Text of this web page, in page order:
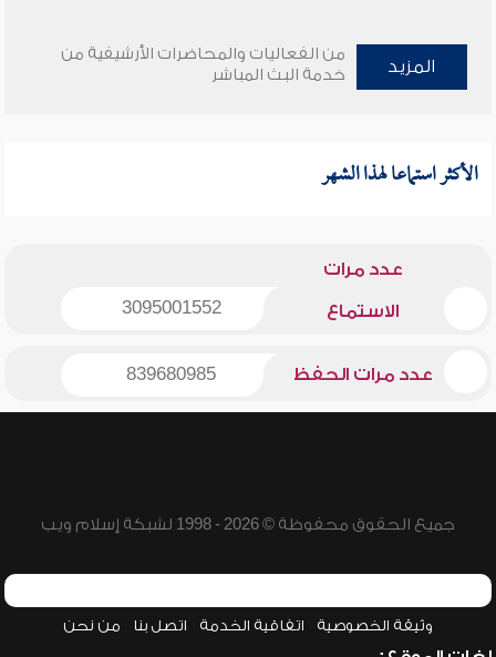
المزيد
من الفعاليات والمحاضرات الأرشيفية من
خدمة البث المباشر
الأكثر استماعا لهذا الشهر
عدد مرات
الاستماع 3095001552
عدد مرات الحفظ 839680985
جميع الحقوق محفوظة © 2026 - 1998 لشبكة إسلام ويب
وثيقة الخصوصية اتفاقية الخدمة اتصل بنا من نحن